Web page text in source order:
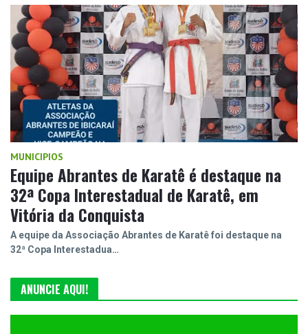
MUNICIPIOS
Equipe Abrantes de Karatê é destaque na
32ª Copa Interestadual de Karatê, em
Vitória da Conquista
A equipe da Associação Abrantes de Karatê foi destaque na
32ª Copa Interestadua…
ANUNCIE AQUI!